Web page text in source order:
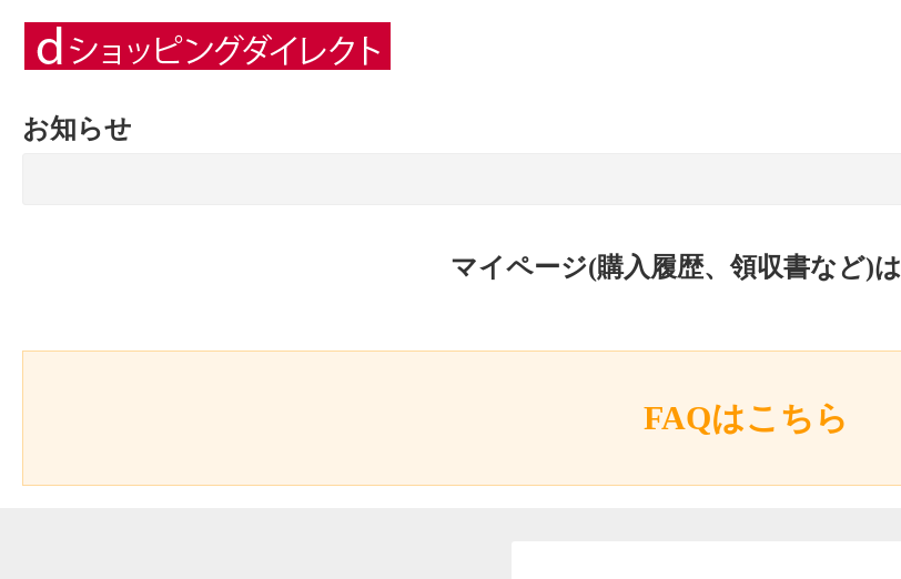
お知らせ
マイページ(購入履歴、領収書など)は
FAQはこちら